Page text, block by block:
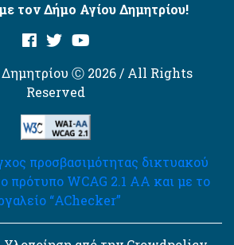
τον Δήμο Αγίου Δημητρίου!
Ⓒ 2026 / All Rights
Reserved
προσβασιμότητας δικτυακού
πρότυπο WCAG 2.1 AA και με το
“AChecker”